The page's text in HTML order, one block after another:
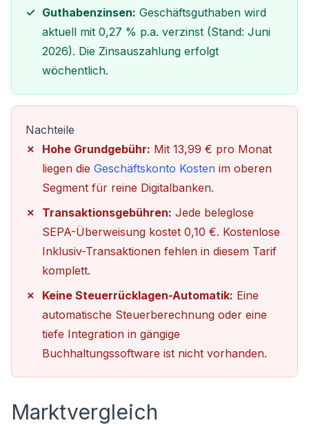
Guthabenzinsen: Geschäftsguthaben wird
aktuell mit 0,27 % p.a. verzinst (Stand: Juni
2026). Die Zinsauszahlung erfolgt
wöchentlich.
Nachteile
Hohe Grundgebühr: Mit 13,99 € pro Monat
liegen die Geschäftskonto Kosten im oberen
Segment für reine Digitalbanken.
Transaktionsgebühren: Jede beleglose
SEPA-Überweisung kostet 0,10 €. Kostenlose
Inklusiv-Transaktionen fehlen in diesem Tarif
komplett.
Keine Steuerrücklagen-Automatik: Eine
automatische Steuerberechnung oder eine
tiefe Integration in gängige
Buchhaltungssoftware ist nicht vorhanden.
Marktvergleich